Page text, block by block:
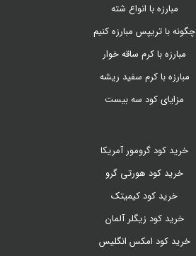
مبارزه با انواع شته
چگونه با تریپس مبارزه کنیم
مبارزه با کرم ساقه خوار
مبارزه با کرم سفید ریشه
مزایای کود سه بیست
خرید کود گرومور آمریکا
خرید کود هورتی گرو
خرید کود کیمیتک
خرید کود زیگلر آلمان
خرید کود امکس انگلیس